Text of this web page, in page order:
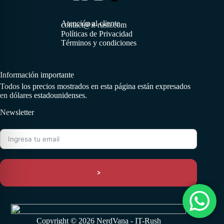
Atención al cliente
contact@it-rush.com
Políticas de Privacidad
Términos y condiciones
Información importante
Todos los precios mostrados en esta página están expresados
en dólares estadounidenses.
Newsletter
>
Copyright © 2026 NerdVana - IT-Rush